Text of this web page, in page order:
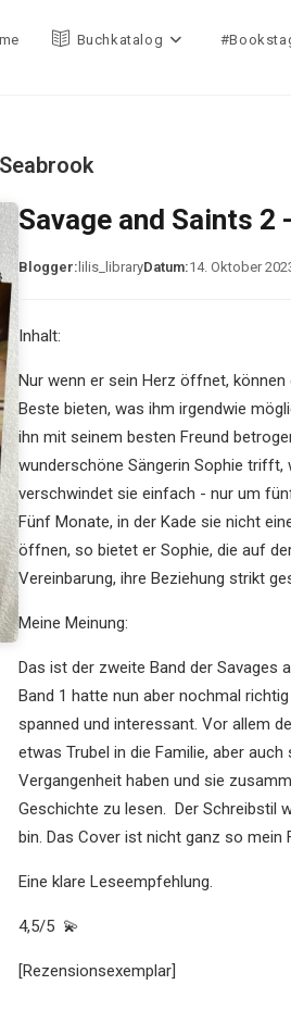
Buchkatalog
Savage and Saints 2
Blogger: lilis_libraryDatum:14. Oktober
Inhalt:
Nur wenn er sein Herz öffnet, können
Beste bieten, was ihm irgendwie
ihn mit seinem besten Freund
wunderschöne Sängerin Sophie trifft,
verschwindet sie einfach - nur um
Fünf Monate, in der Kade sie nicht
öffnen, so bietet er Sophie, die auf
Vereinbarung, ihre Beziehung strikt
Meine Meinung:
Das ist der zweite Band der Savages
Band 1 hatte nun aber nochmal
spanned und interessant. Vor allem
etwas Trubel in die Familie, aber
Vergangenheit haben und sie
Geschichte zu lesen. Der Schreibstil
bin. Das Cover ist nicht ganz so mein
Eine klare Leseempfehlung.
4,5/5 💫
[Rezensionsexemplar]